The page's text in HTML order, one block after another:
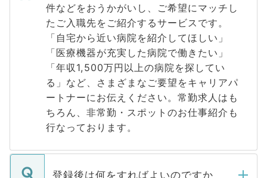
件などをおうかがいし、ご希望にマッチし
たご入職先をご紹介するサービスです。
「自宅から近い病院を紹介してほしい」
「医療機器が充実した病院で働きたい」
「年収1,500万円以上の病院を探してい
る」など、さまざまなご要望をキャリアパ
ートナーにお伝えください。常勤求人はも
ちろん、非常勤・スポットのお仕事紹介も
行なっております。
登録後は何をすればよいのですか